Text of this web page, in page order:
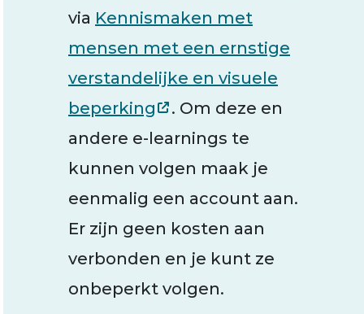
via Kennismaken met
mensen met een ernstige
verstandelijke en visuele
beperking
. Om deze en
andere e-learnings te
kunnen volgen maak je
eenmalig een account aan.
Er zijn geen kosten aan
verbonden en je kunt ze
onbeperkt volgen.